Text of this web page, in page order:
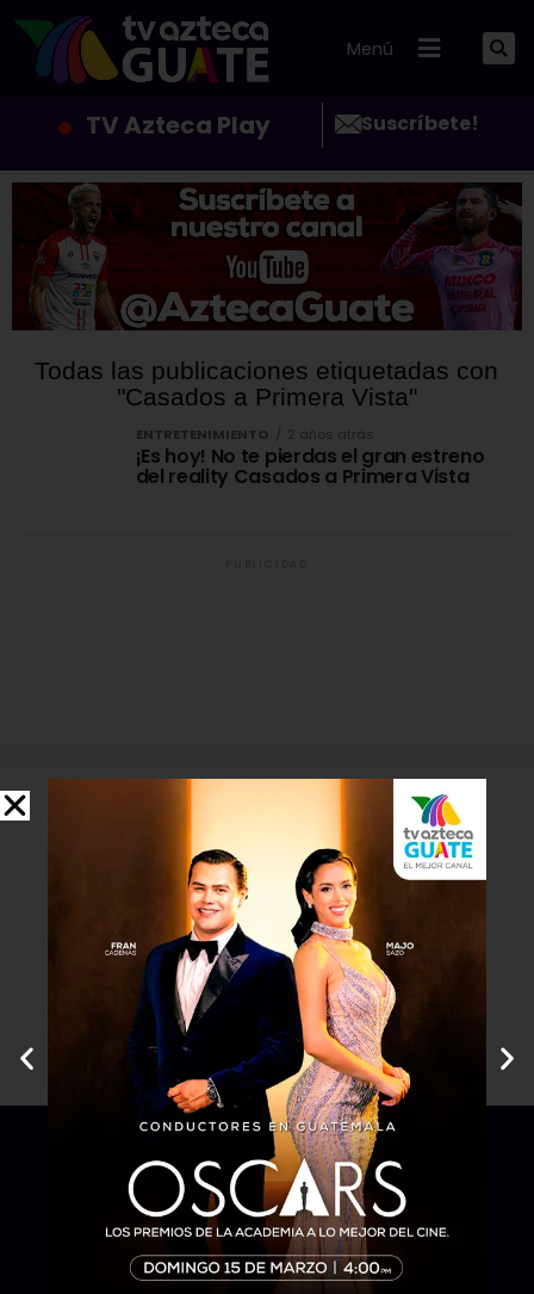
Menú
TV Azteca Play Suscríbete!
Todas las publicaciones etiquetadas con
"Casados a Primera Vista"
ENTRETENIMIENTO 2 años atrás
¡Es hoy! No te pierdas el gran estreno
del reality Casados a Primera Vista